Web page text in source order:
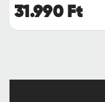
31.990 Ft